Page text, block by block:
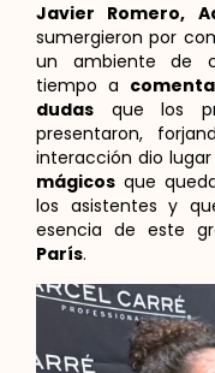
Javier Romero,
sumergieron por
un ambiente de
tiempo a
dudas que los
presentaron,
interacción dio lugar
mágicos que
los asistentes y
esencia de este
París.